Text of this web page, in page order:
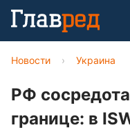
Новости › Украина
РФ
границе: в